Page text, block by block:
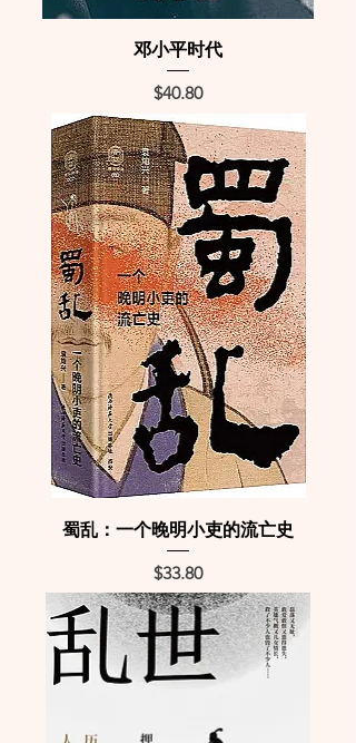
邓小平时代
Price
$40.80
蜀乱：一个晚明小吏的流亡史
Price
$33.80